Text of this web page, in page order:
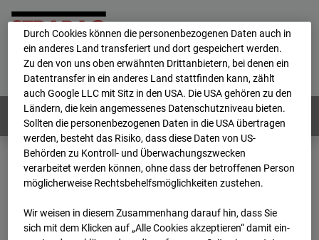
Home E-Mail Impressum
Login
Deutsch / English
Webcams: Alle Länder
Home
Deutschland
BC-176 BV-Ausbau Bonatzbau -Cam5
Archiv
2026
07 08 14:30
Durch Cookies können die personenbezogenen Daten auch in
ein anderes Land transferiert und dort gespeichert werden.
Zu den von uns oben erwähnten Drittanbietern, bei denen ein
Datentransfer in ein anderes Land stattfinden kann, zählt
auch Google LLC mit Sitz in den USA. Die USA gehören zu den
Ländern, die kein angemessenes Datenschutzniveau bieten.
Sollten die personenbezogenen Daten in die USA übertragen
werden, besteht das Risiko, dass diese Daten von US-
Behörden zu Kontroll- und Überwachungszwecken
verarbeitet werden können, ohne dass der betroffenen Person
möglicherweise Rechtsbehelfsmöglichkeiten zustehen.
Wir weisen in diesem Zusammenhang darauf hin, dass Sie
sich mit dem Klicken auf „Alle Cookies akzeptieren“ damit ein­